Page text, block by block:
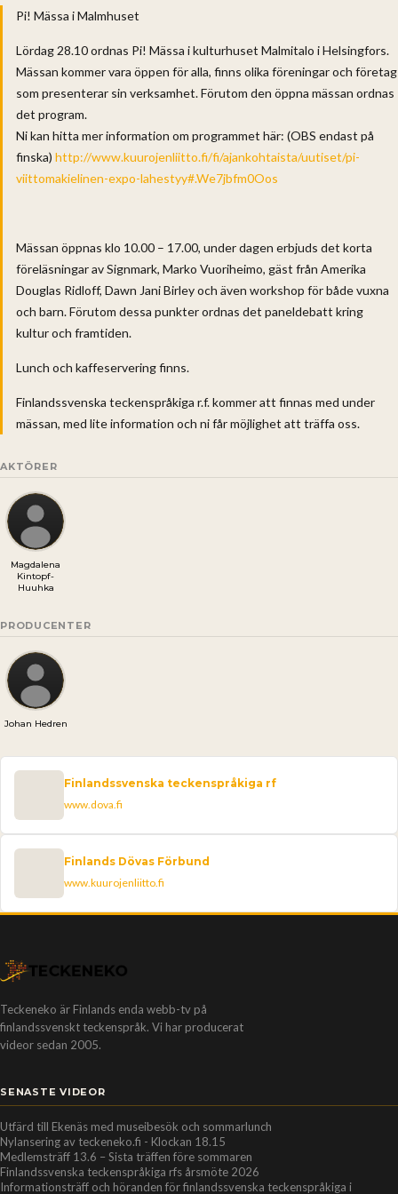
Pi! Mässa i Malmhuset
Lördag 28.10 ordnas Pi! Mässa i kulturhuset Malmitalo i Helsingfors.
Mässan kommer vara öppen för alla, finns olika föreningar och företag
som presenterar sin verksamhet. Förutom den öppna mässan ordnas
det program.
Ni kan hitta mer information om programmet här: (OBS endast på
finska) http://www.kuurojenliitto.fi/fi/ajankohtaista/uutiset/pi-
viittomakielinen-expo-lahestyy#.We7jbfm0Oos
Mässan öppnas klo 10.00 – 17.00, under dagen erbjuds det korta
föreläsningar av Signmark, Marko Vuoriheimo, gäst från Amerika
Douglas Ridloff, Dawn Jani Birley och även workshop för både vuxna
och barn. Förutom dessa punkter ordnas det paneldebatt kring
kultur och framtiden.
Lunch och kaffeservering finns.
Finlandssvenska teckenspråkiga r.f. kommer att finnas med under
mässan, med lite information och ni får möjlighet att träffa oss.
AKTÖRER
Magdalena
Kintopf-
Huuhka
PRODUCENTER
Johan Hedren
Finlandssvenska teckenspråkiga rf
www.dova.fi
Finlands Dövas Förbund
www.kuurojenliitto.fi
Teckeneko är Finlands enda webb-tv på
finlandssvenskt teckenspråk. Vi har producerat
videor sedan 2005.
SENASTE VIDEOR
Utfärd till Ekenäs med museibesök och sommarlunch
Nylansering av teckeneko.fi - Klockan 18.15
Medlemsträff 13.6 – Sista träffen före sommaren
Finlandssvenska teckenspråkiga rfs årsmöte 2026
Informationsträff och höranden för finlandssvenska teckenspråkiga i